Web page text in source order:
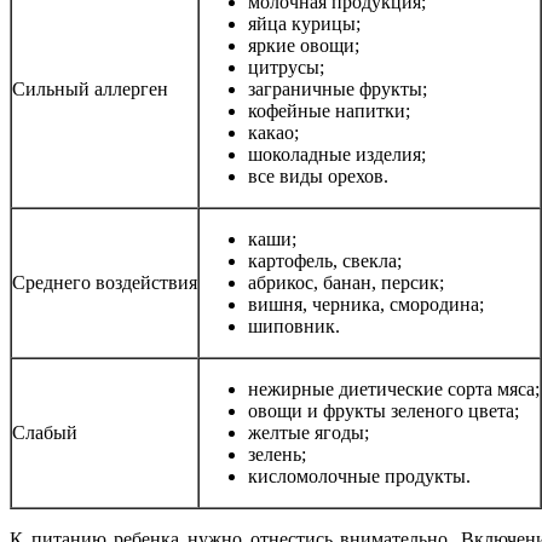
Сильный аллерген
яйца курицы;
яркие овощи;
цитрусы;
заграничные фрукты;
кофейные напитки;
какао;
шоколадные изделия;
все виды орехов.
Среднего воздействия
каши;
картофель, свекла;
абрикос, банан, персик;
вишня, черника, смородина;
шиповник.
Слабый
нежирные диетические сорта мяса;
овощи и фрукты зеленого цвета;
желтые ягоды;
зелень;
кисломолочные продукты.